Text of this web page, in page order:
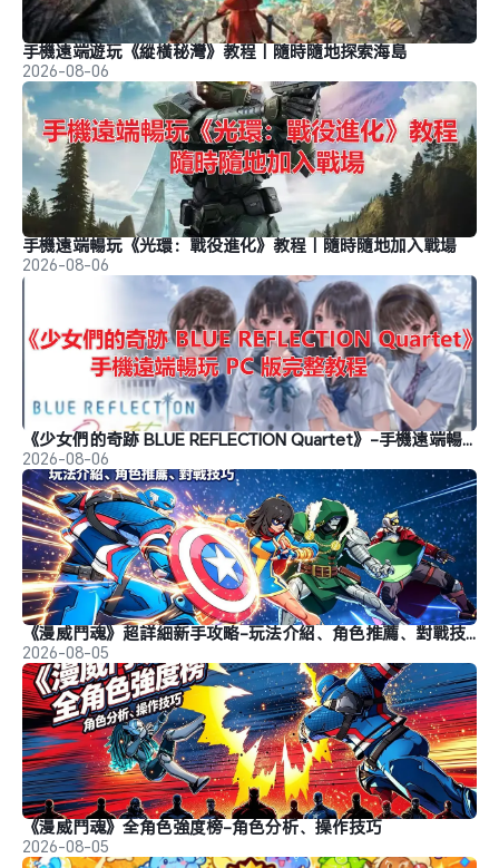
手機遠端遊玩《縱橫秘灣》教程｜隨時隨地探索海島
2026-08-06
手機遠端暢玩《光環：戰役進化》教程｜隨時隨地加入戰場
2026-08-06
《少女們的奇跡 BLUE REFLECTION Quartet》-手機遠端暢玩教程
2026-08-06
《漫威鬥魂》超詳細新手攻略-玩法介紹、角色推薦、對戰技巧
2026-08-05
《漫威鬥魂》全角色強度榜-角色分析、操作技巧
2026-08-05